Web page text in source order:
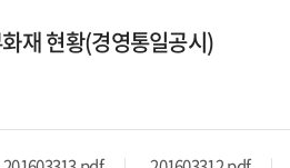
재 현황(경영통일공시)